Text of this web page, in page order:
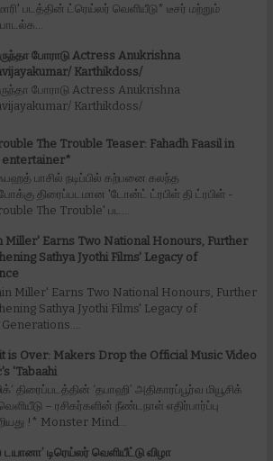
படத்தின் ட்ரெய்லர் வெளியீடு* டீசர் மற்றும்
போராடு Actress Anukrishna
Karthikdoss/
போராடு Actress Anukrishna
Karthikdoss/
The Trouble Teaser: Fahadh Faasil in
entertainer*
பாசில் நடிப்பில் கற்பனை கலந்த
திரைப்படமான 'டோன்ட் ட்ரபிள் தி ட்ரபிள் -
The Trouble' பட...
Miller' Earns Two National Honours, Further
Sathya Jyothi Films' Legacy of
Miller' Earns Two National Honours, Further
Sathya Jyothi Films' Legacy of
is Over: Makers Drop the Official Music Video
'Tabaahi
திரைப்படத்தின் ‘தபாஹி’ அதிகாரப்பூர்வ மியூசிக்
– ரசிகர்களின் நீண்டநாள் எதிர்பார்ப்பு
!* Monster Mind...
டிரெய்லர் வெளியீட்டு விழா